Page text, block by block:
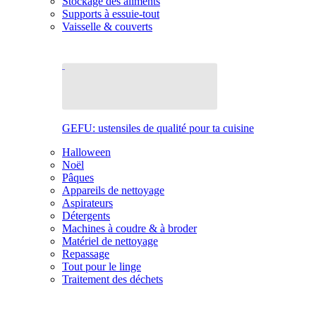
Supports à essuie-tout
Vaisselle & couverts
GEFU: ustensiles de qualité pour ta cuisine
Halloween
Noël
Pâques
Appareils de nettoyage
Aspirateurs
Détergents
Machines à coudre & à broder
Matériel de nettoyage
Repassage
Tout pour le linge
Traitement des déchets